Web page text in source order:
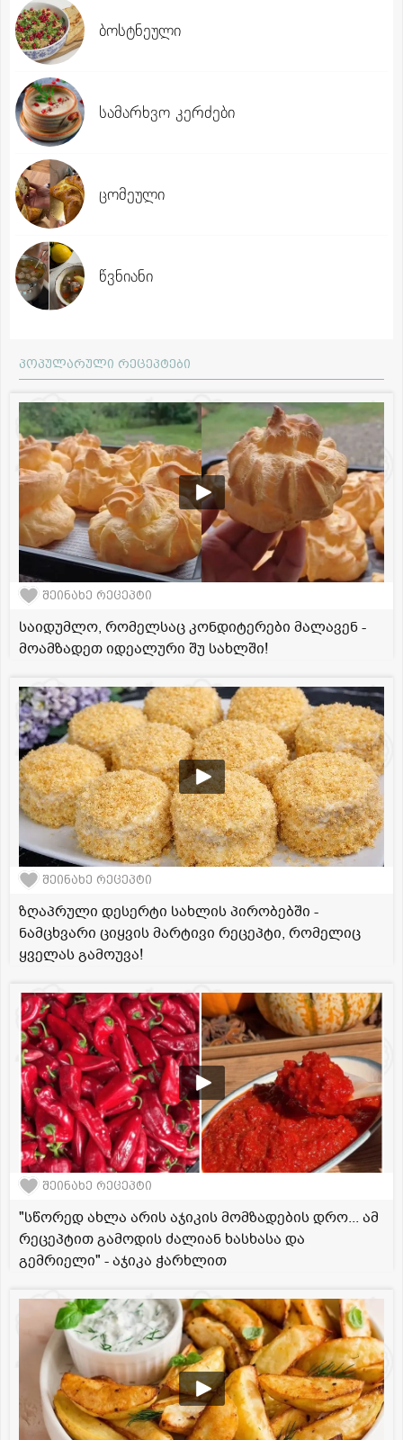
ბოსტნეული
სამარხვო კერძები
ცომეული
წვნიანი
პოპულარული რეცეპტები
შეინახე რეცეპტი
საიდუმლო, რომელსაც კონდიტერები მალავენ -
მოამზადეთ იდეალური შუ სახლში!
შეინახე რეცეპტი
ზღაპრული დესერტი სახლის პირობებში -
ნამცხვარი ციყვის მარტივი რეცეპტი, რომელიც
ყველას გამოუვა!
შეინახე რეცეპტი
"სწორედ ახლა არის აჯიკის მომზადების დრო... ამ
რეცეპტით გამოდის ძალიან ხასხასა და
გემრიელი" - აჯიკა ჭარხლით